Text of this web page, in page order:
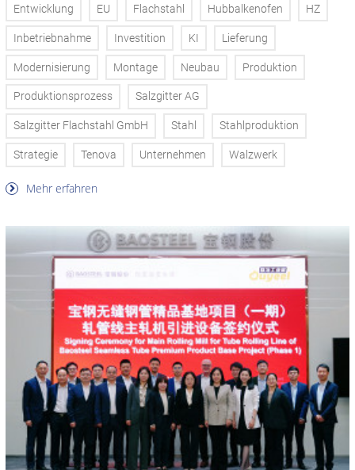
Entwicklung EU Flachstahl Hubbalkenofen HZ
Inbetriebnahme Investition KI Lieferung
Modernisierung Montage Neubau Produktion
Produktionsprozess Salzgitter AG
Salzgitter Flachstahl GmbH Stahl Stahlproduktion
Strategie Tenova Unternehmen Walzwerk
Mehr erfahren